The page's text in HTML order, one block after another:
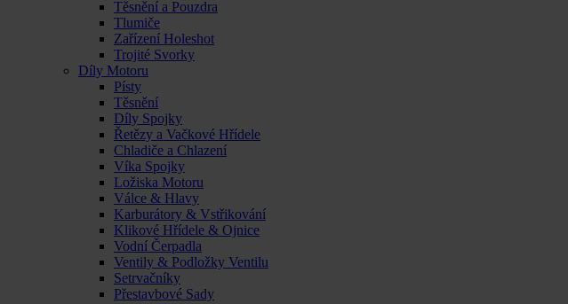
Těsnění a Pouzdra
Tlumiče
Zařízení Holeshot
Trojité Svorky
Díly Motoru
Písty
Těsnění
Díly Spojky
Řetězy a Vačkové Hřídele
Chladiče a Chlazení
Víka Spojky
Ložiska Motoru
Válce & Hlavy
Karburátory & Vstřikování
Klikové Hřídele & Ojnice
Vodní Čerpadla
Ventily & Podložky Ventilu
Setrvačníky
Přestavbové Sady